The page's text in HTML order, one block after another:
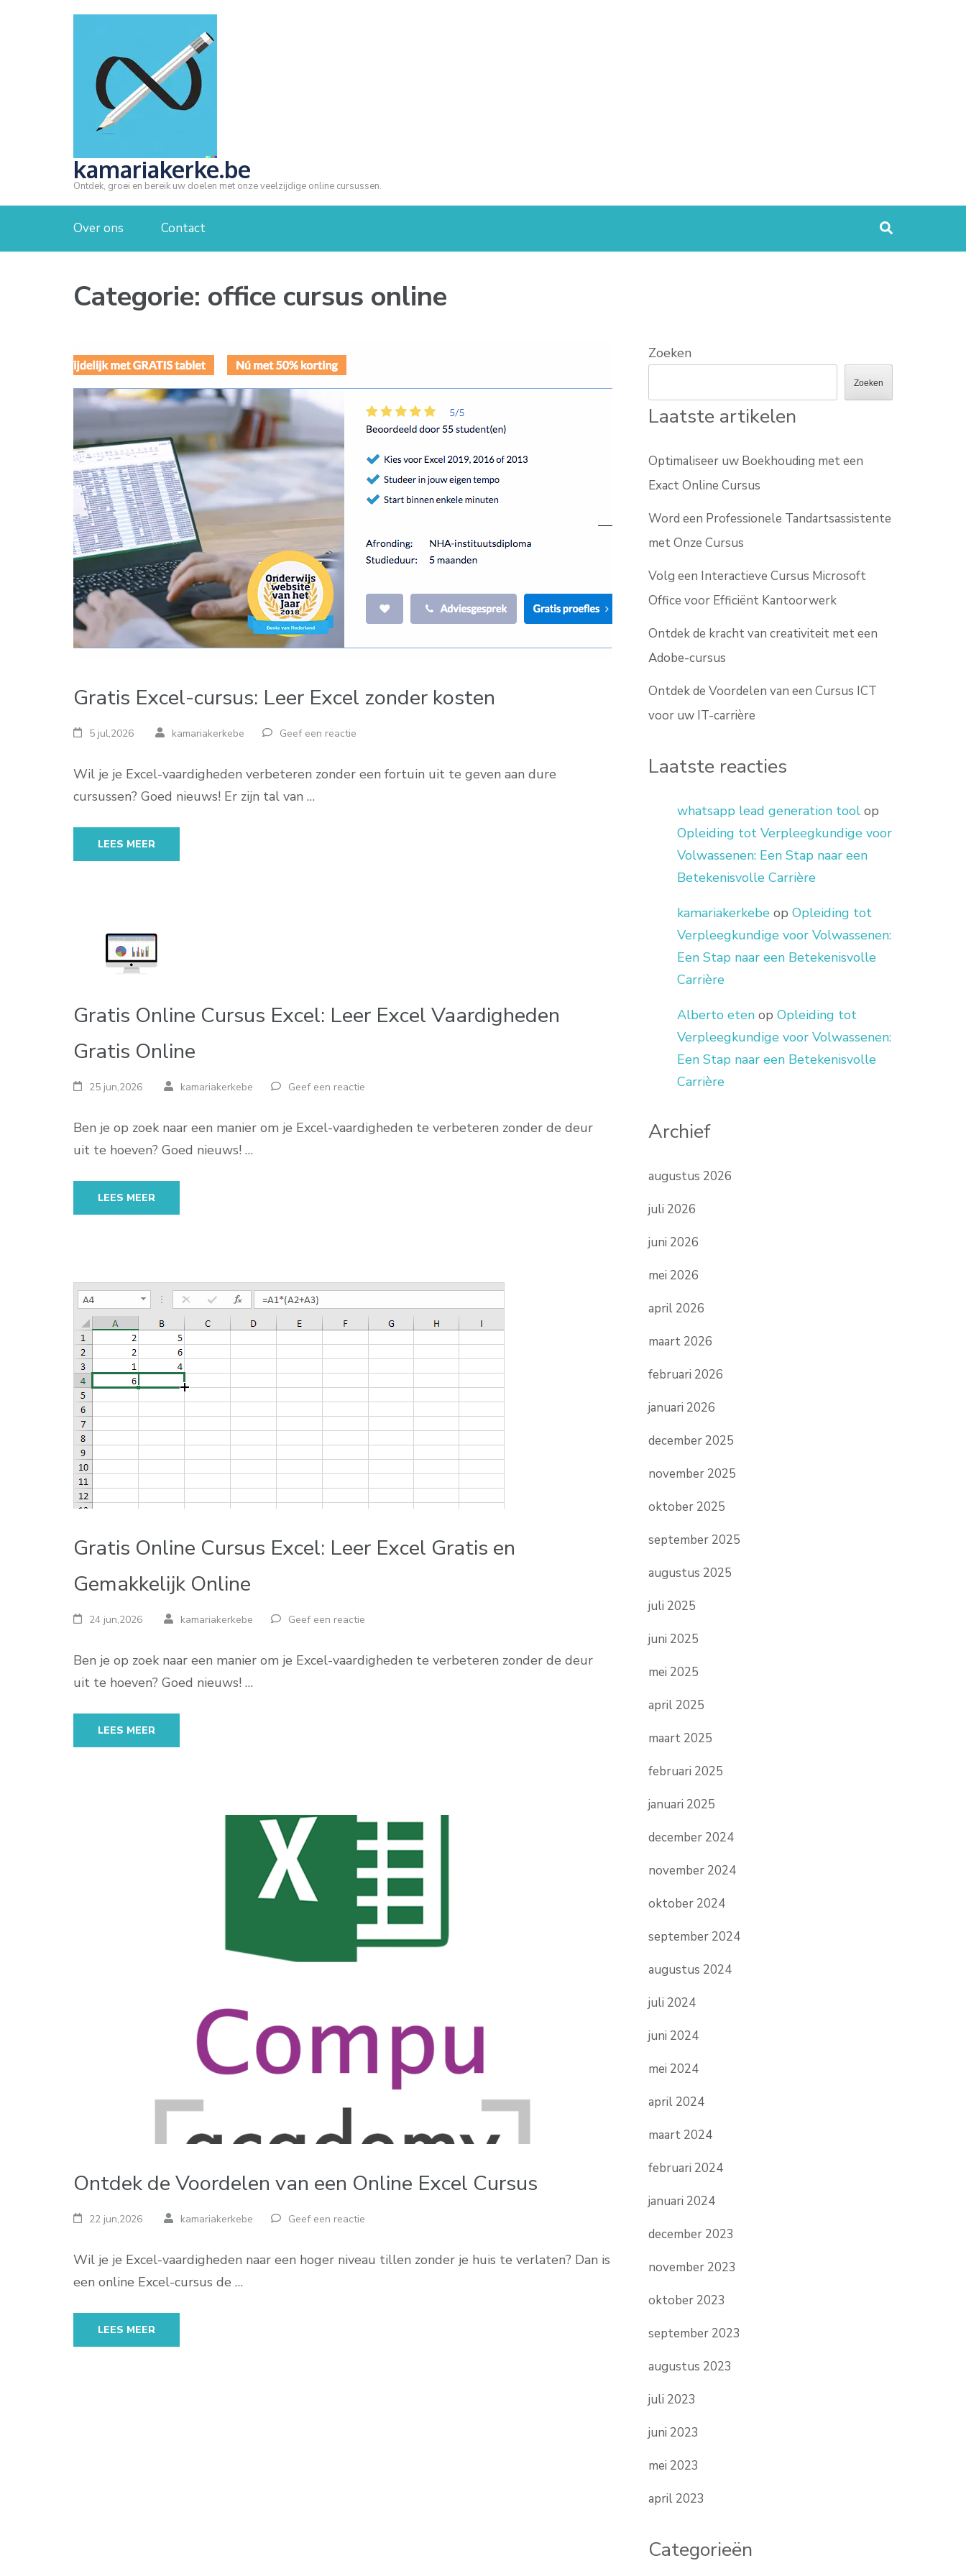
kamariakerke.be
Ontdek, groei en bereik uw doelen met onze veelzijdige online cursussen.
Over ons Contact
Categorie: office cursus online
Gratis Excel-cursus: Leer Excel zonder kosten
5 jul,2026 kamariakerkebe Geef een reactie
Wil je je Excel-vaardigheden verbeteren zonder een fortuin uit te geven aan dure
cursussen? Goed nieuws! Er zijn tal van …
LEES MEER
Gratis Online Cursus Excel: Leer Excel Vaardigheden
Gratis Online
25 jun,2026 kamariakerkebe Geef een reactie
Ben je op zoek naar een manier om je Excel-vaardigheden te verbeteren zonder de deur
uit te hoeven? Goed nieuws! …
LEES MEER
Gratis Online Cursus Excel: Leer Excel Gratis en
Gemakkelijk Online
24 jun,2026 kamariakerkebe Geef een reactie
Ben je op zoek naar een manier om je Excel-vaardigheden te verbeteren zonder de deur
uit te hoeven? Goed nieuws! …
LEES MEER
Ontdek de Voordelen van een Online Excel Cursus
22 jun,2026 kamariakerkebe Geef een reactie
Wil je je Excel-vaardigheden naar een hoger niveau tillen zonder je huis te verlaten? Dan is
een online Excel-cursus de …
LEES MEER
Zoeken
Zoeken
Laatste artikelen
Optimaliseer uw Boekhouding met een
Exact Online Cursus
Word een Professionele Tandartsassistente
met Onze Cursus
Volg een Interactieve Cursus Microsoft
Office voor Efficiënt Kantoorwerk
Ontdek de kracht van creativiteit met een
Adobe-cursus
Ontdek de Voordelen van een Cursus ICT
voor uw IT-carrière
Laatste reacties
whatsapp lead generation tool op
Opleiding tot Verpleegkundige voor
Volwassenen: Een Stap naar een
Betekenisvolle Carrière
kamariakerkebe opOpleiding tot
Verpleegkundige voor Volwassenen:
Een Stap naar een Betekenisvolle
Carrière
Alberto eten opOpleiding tot
Verpleegkundige voor Volwassenen:
Een Stap naar een Betekenisvolle
Carrière
Archief
augustus 2026
juli 2026
juni 2026
mei 2026
april 2026
maart 2026
februari 2026
januari 2026
december 2025
november 2025
oktober 2025
september 2025
augustus 2025
juli 2025
juni 2025
mei 2025
april 2025
maart 2025
februari 2025
januari 2025
december 2024
november 2024
oktober 2024
september 2024
augustus 2024
juli 2024
juni 2024
mei 2024
april 2024
maart 2024
februari 2024
januari 2024
december 2023
november 2023
oktober 2023
september 2023
augustus 2023
juli 2023
juni 2023
mei 2023
april 2023
Categorieën